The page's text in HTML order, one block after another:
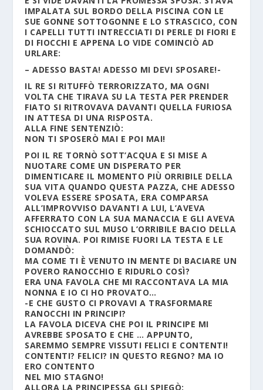
IMPALATA SUL BORDO DELLA PISCINA CON LE
SUE GONNE SOTTOGONNE E LO STRASCICO, CON
I CAPELLI TUTTI INTRECCIATI DI PERLE DI FIORI E
DI FIOCCHI E APPENA LO VIDE COMINCIÒ AD
URLARE:
– ADESSO BASTA! ADESSO MI DEVI SPOSARE!-
IL RE SI RITUFFÒ TERRORIZZATO, MA OGNI
VOLTA CHE TIRAVA SU LA TESTA PER PRENDER
FIATO SI RITROVAVA DAVANTI QUELLA FURIOSA
IN ATTESA DI UNA RISPOSTA.
ALLA FINE SENTENZIÒ:
NON TI SPOSERÒ MAI E POI MAI!
POI IL RE TORNÒ SOTT’ACQUA E SI MISE A
NUOTARE COME UN DISPERATO PER
DIMENTICARE IL MOMENTO PIÙ ORRIBILE DELLA
SUA VITA QUANDO QUESTA PAZZA, CHE ADESSO
VOLEVA ESSERE SPOSATA, ERA COMPARSA
ALL’IMPROVVISO DAVANTI A LUI, L’AVEVA
AFFERRATO CON LA SUA MANACCIA E GLI AVEVA
SCHIOCCATO SUL MUSO L’ORRIBILE BACIO DELLA
SUA ROVINA. POI RIMISE FUORI LA TESTA E LE
DOMANDÒ:
MA COME TI È VENUTO IN MENTE DI BACIARE UN
POVERO RANOCCHIO E RIDURLO COSÌ?
ERA UNA FAVOLA CHE MI RACCONTAVA LA MIA
NONNA E IO CI HO PROVATO…
-E CHE GUSTO CI PROVAVI A TRASFORMARE
RANOCCHI IN PRINCIPI?
LA FAVOLA DICEVA CHE POI IL PRINCIPE MI
AVREBBE SPOSATO E CHE … APPUNTO,
SAREMMO SEMPRE VISSUTI FELICI E CONTENTI!
CONTENTI? FELICI? IN QUESTO REGNO? MA IO
ERO CONTENTO
NEL MIO STAGNO!
ALLORA LA PRINCIPESSA GLI SPIEGÒ: